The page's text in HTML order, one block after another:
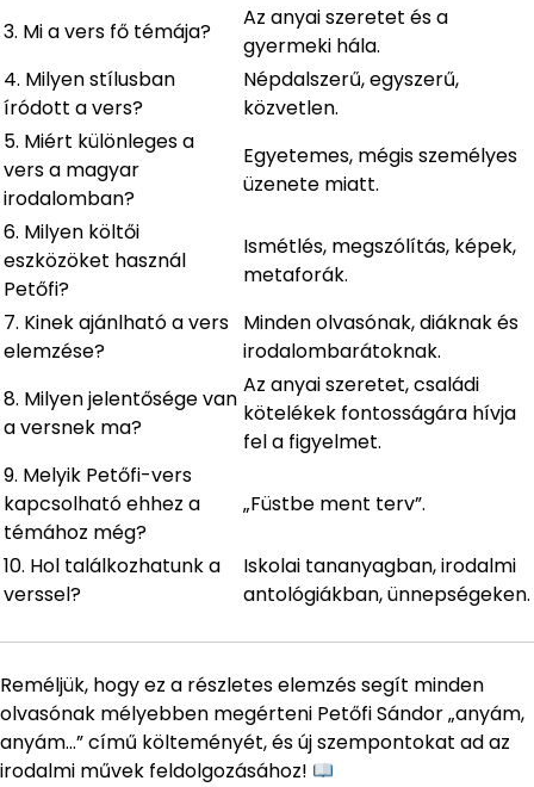
3. Mi a vers fő témája?
Az anyai szeretet és a
gyermeki hála.
4. Milyen stílusban
íródott a vers?
Népdalszerű, egyszerű,
közvetlen.
5. Miért különleges a
vers a magyar
irodalomban?
Egyetemes, mégis személyes
üzenete miatt.
6. Milyen költői
eszközöket használ
Petőfi?
Ismétlés, megszólítás, képek,
metaforák.
7. Kinek ajánlható a vers
elemzése?
Minden olvasónak, diáknak és
irodalombarátoknak.
8. Milyen jelentősége van
a versnek ma?
Az anyai szeretet, családi
kötelékek fontosságára hívja
fel a figyelmet.
9. Melyik Petőfi-vers
kapcsolható ehhez a
témához még?
„Füstbe ment terv”.
10. Hol találkozhatunk a
verssel?
Iskolai tananyagban, irodalmi
antológiákban, ünnepségeken.
Reméljük, hogy ez a részletes elemzés segít minden
olvasónak mélyebben megérteni Petőfi Sándor „anyám,
anyám…” című költeményét, és új szempontokat ad az
irodalmi művek feldolgozásához!